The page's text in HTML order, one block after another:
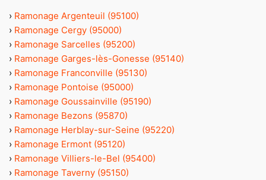
› Ramonage Argenteuil (95100)
› Ramonage Cergy (95000)
› Ramonage Sarcelles (95200)
› Ramonage Garges-lès-Gonesse (95140)
› Ramonage Franconville (95130)
› Ramonage Pontoise (95000)
› Ramonage Goussainville (95190)
› Ramonage Bezons (95870)
› Ramonage Herblay-sur-Seine (95220)
› Ramonage Ermont (95120)
› Ramonage Villiers-le-Bel (95400)
› Ramonage Taverny (95150)